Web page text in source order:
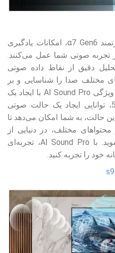
با استفاده از پردازشگر قدرتمند α7 Gen6، امکانات یادگیری
صوتی شما عمل می‌کنند.
دقیق از نقاط داده صوتی
مختلف صدا را شناسایی و بر
اساس محتوا تنظیم می‌کند. ویژگی AI Sound Pro با ایجاد یک
سیستم صوتی مجازی 5.1.2، توانایی ایجاد یک حالت صوتی
حالت، به شما امکان می‌دهد تا
مختلف، در دنیایی از
صداها و احساسات غرق شوید. با AI Sound Pro، تجربه‌ای
خود را تجربه کنید.